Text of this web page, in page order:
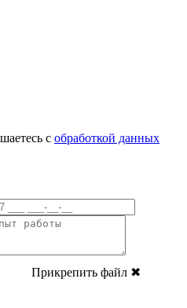
с обработкой данных
Прикрепить файл ✖